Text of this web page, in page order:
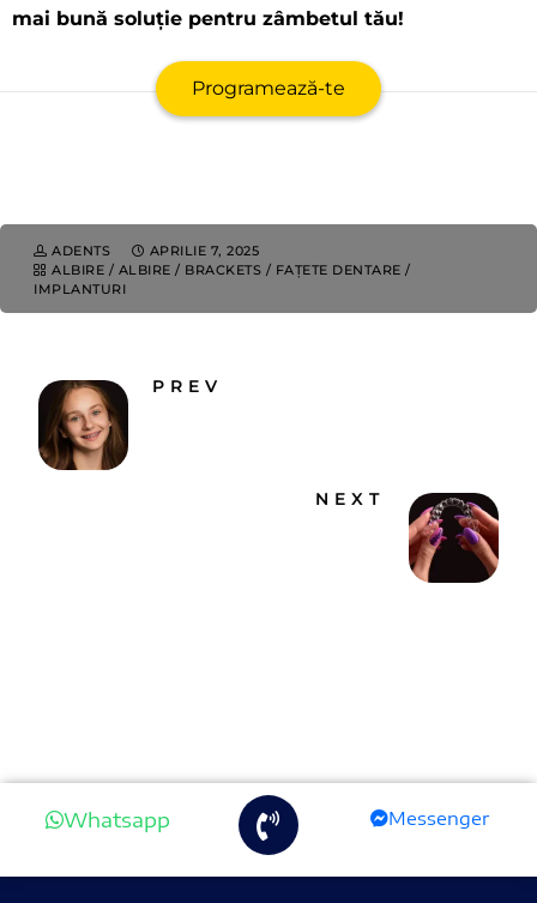
mai bună soluție pentru zâmbetul tău!
Programează-te
ADENTS
APRILIE 7, 2025
ALBIRE / ALBIRE / BRACKETS / FAȚETE DENTARE /
IMPLANTURI
PREV
NEXT
Whatsapp Messenger